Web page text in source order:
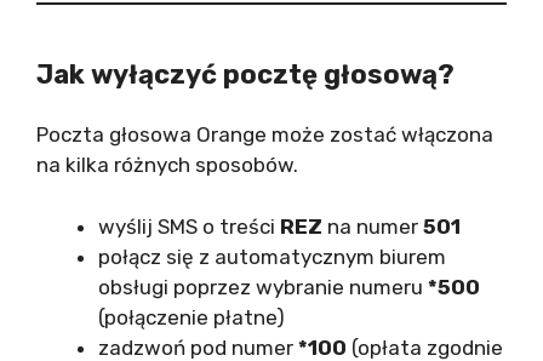
Jak wyłączyć pocztę głosową?
Poczta głosowa Orange może zostać włączona
na kilka różnych sposobów.
wyślij SMS o treści REZ na numer 501
połącz się z automatycznym biurem
obsługi poprzez wybranie numeru *500
(połączenie płatne)
zadzwoń pod numer *100 (opłata zgodnie